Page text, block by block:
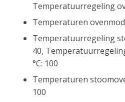
Temperatuurregeling
Temperaturen
Temperatuurregeling
40,
°C: 100
Temperaturen
100